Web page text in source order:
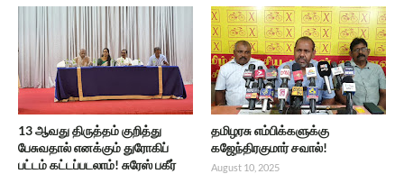
13 ஆவது திருத்தம் குறித்து
பேசுவதால் எனக்கும் துரோகிப்
பட்டம் கட்டப்படலாம்! சுரேஸ் பகீர்
தமிழரசு எம்பிக்களுக்கு
கஜேந்திரகுமார் சவால்!
August 10, 2025